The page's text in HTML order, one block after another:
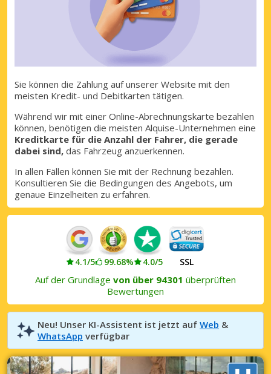
Top-Ersparnisses
Erhalten Sie Zugang zu exklusiven
Mit eLink anmelden
Sie können die Zahlung auf unserer Website mit den
meisten Kredit- und Debitkarten tätigen.
Während wir mit einer Online-Abrechnungskarte bezahlen
können, benötigen die meisten Alquise-Unternehmen eine
Kreditkarte für die Anzahl der Fahrer, die gerade
dabei sind, das Fahrzeug anzuerkennen.
In allen Fällen können Sie mit der Rechnung bezahlen.
Konsultieren Sie die Bedingungen des Angebots, um
genaue Einzelheiten zu erfahren.
4.1/5 99.68% 4.0/5 SSL
Auf der Grundlage von über 94301 überprüften
Bewertungen
Neu! Unser KI-Assistent ist jetzt auf Web &
WhatsApp verfügbar